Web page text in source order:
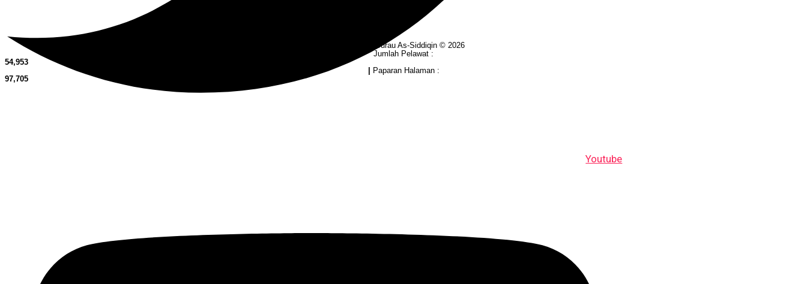
Youtube
Hakmilik Surau As-Siddiqin © 2026
Jumlah Pelawat :
54,953
Paparan Halaman :
97,705